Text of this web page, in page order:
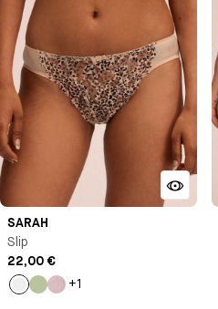
SARAH
Slip
22,00 €
Imprimé
+1